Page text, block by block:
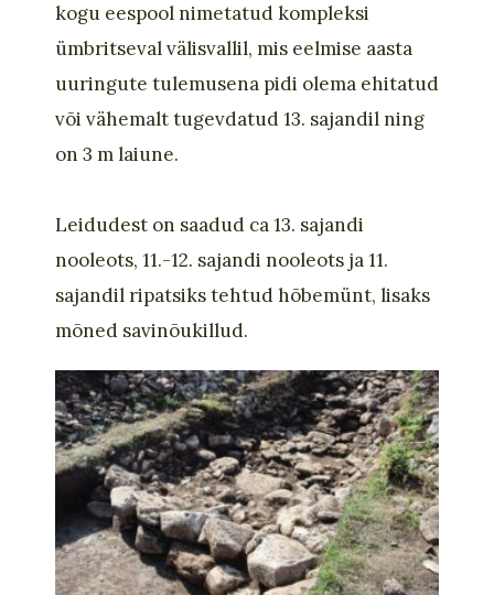
kogu eespool nimetatud kompleksi
ümbritseval välisvallil, mis eelmise aasta
uuringute tulemusena pidi olema ehitatud
või vähemalt tugevdatud 13. sajandil ning
on 3 m laiune.
Leidudest on saadud ca 13. sajandi
nooleots, 11.-12. sajandi nooleots ja 11.
sajandil ripatsiks tehtud hõbemünt, lisaks
mõned savinõukillud.